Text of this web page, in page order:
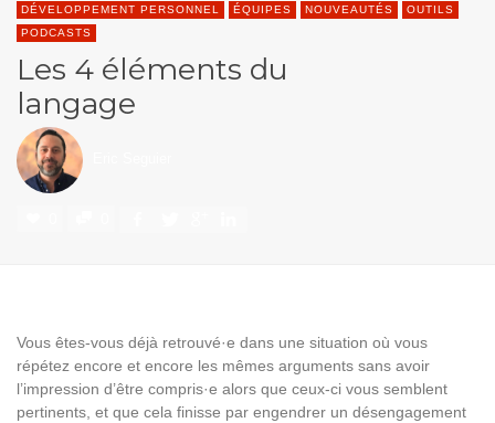
DÉVELOPPEMENT PERSONNEL
ÉQUIPES NOUVEAUTÉS
OUTILS
PODCASTS
Les 4 éléments du
langage
Vous êtes-vous déjà retrouvé·e dans une situation où vous
répétez encore et encore les mêmes arguments sans avoir
l’impression d’être compris·e alors que ceux-ci vous semblent
pertinents, et que cela finisse par engendrer un désengagement